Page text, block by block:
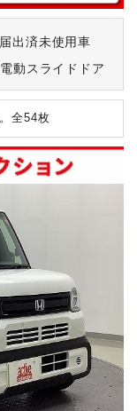
出済未使用車
動スライドドア
全54枚